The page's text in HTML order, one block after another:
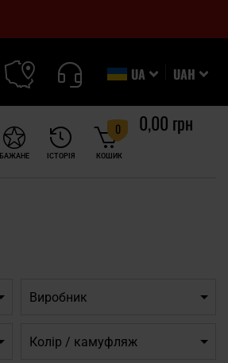
UAH
UA
ІСТОРІЯ
БАЖАНЕ КОШИК
0 0,00 грн
Виробник
Колір / камуфляж